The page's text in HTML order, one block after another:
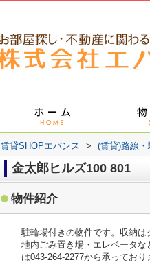
賃貸SHOPエバンス > (賃貸)路線
金太郎ヒルズ100 801
物件紹介
駐輪場付きの物件です。収納
地内ごみ置き場・エレベータ
は043-264-2277から承ってお